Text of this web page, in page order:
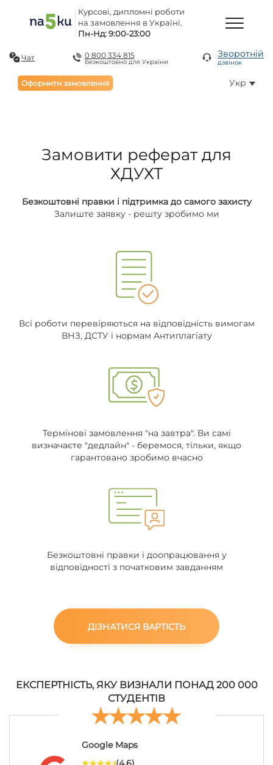
Курсові, дипломні роботи
на замовлення в Україні.
Пн-Нд: 9:00-23:00
Чат 0 800 334 815
Безкоштовно для України
Зворотній
дзвінок
Оформити замовлення Укр
Замовити реферат для
ХДУХТ
Безкоштовні правки і підтримка до самого захисту
Залиште заявку - решту зробимо ми
Всі роботи перевіряються на відповідність вимогам
ВНЗ, ДСТУ і нормам Антиплагіату
Термінові замовлення "на завтра". Ви самі
визначаєте "дедлайн" - беремося, тільки, якщо
гарантовано зробимо вчасно
Безкоштовні правки і доопрацювання у
відповідності з початковим завданням
ДІЗНАТИСЯ ВАРТІСТЬ
ЕКСПЕРТНІСТЬ, ЯКУ ВИЗНАЛИ ПОНАД 200 000
СТУДЕНТІВ
Google Maps